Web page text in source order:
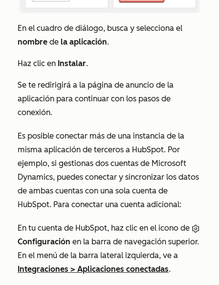
En el cuadro de diálogo, busca y selecciona el
nombre de la aplicación.
Haz clic en Instalar.
Se te redirigirá a la página de anuncio de la
aplicación para continuar con los pasos de
conexión.
Es posible conectar más de una instancia de la
misma aplicación de terceros a HubSpot. Por
ejemplo, si gestionas dos cuentas de Microsoft
Dynamics, puedes conectar y sincronizar los datos
de ambas cuentas con una sola cuenta de
HubSpot. Para conectar una cuenta adicional:
En tu cuenta de HubSpot, haz clic en el icono de
Configuración en la barra de navegación superior.
En el menú de la barra lateral izquierda, ve a
Integraciones > Aplicaciones conectadas.